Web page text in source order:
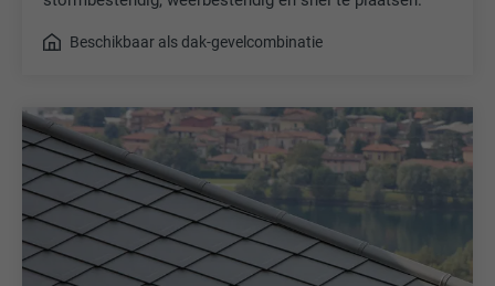
Beschikbaar als dak-gevelcombinatie